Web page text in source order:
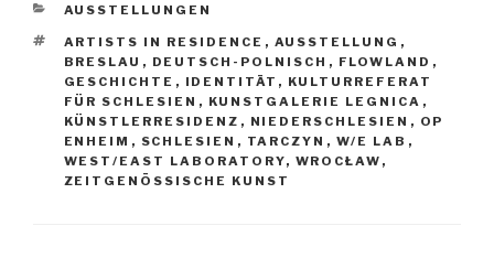
KATEGORIEN
AUSSTELLUNGEN
SCHLAGWÖRTER
ARTISTS IN RESIDENCE , AUSSTELLUNG ,
BRESLAU , DEUTSCH-POLNISCH , FLOWLAND ,
GESCHICHTE , IDENTITÄT , KULTURREFERAT
FÜR SCHLESIEN , KUNSTGALERIE LEGNICA ,
KÜNSTLERRESIDENZ , NIEDERSCHLESIEN , OP
ENHEIM , SCHLESIEN , TARCZYN , W/E LAB ,
WEST/EAST LABORATORY, WROCŁAW ,
ZEITGENÖSSISCHE KUNST